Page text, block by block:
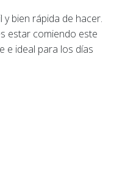
bien rápida de hacer.
estar comiendo este
e ideal para los días